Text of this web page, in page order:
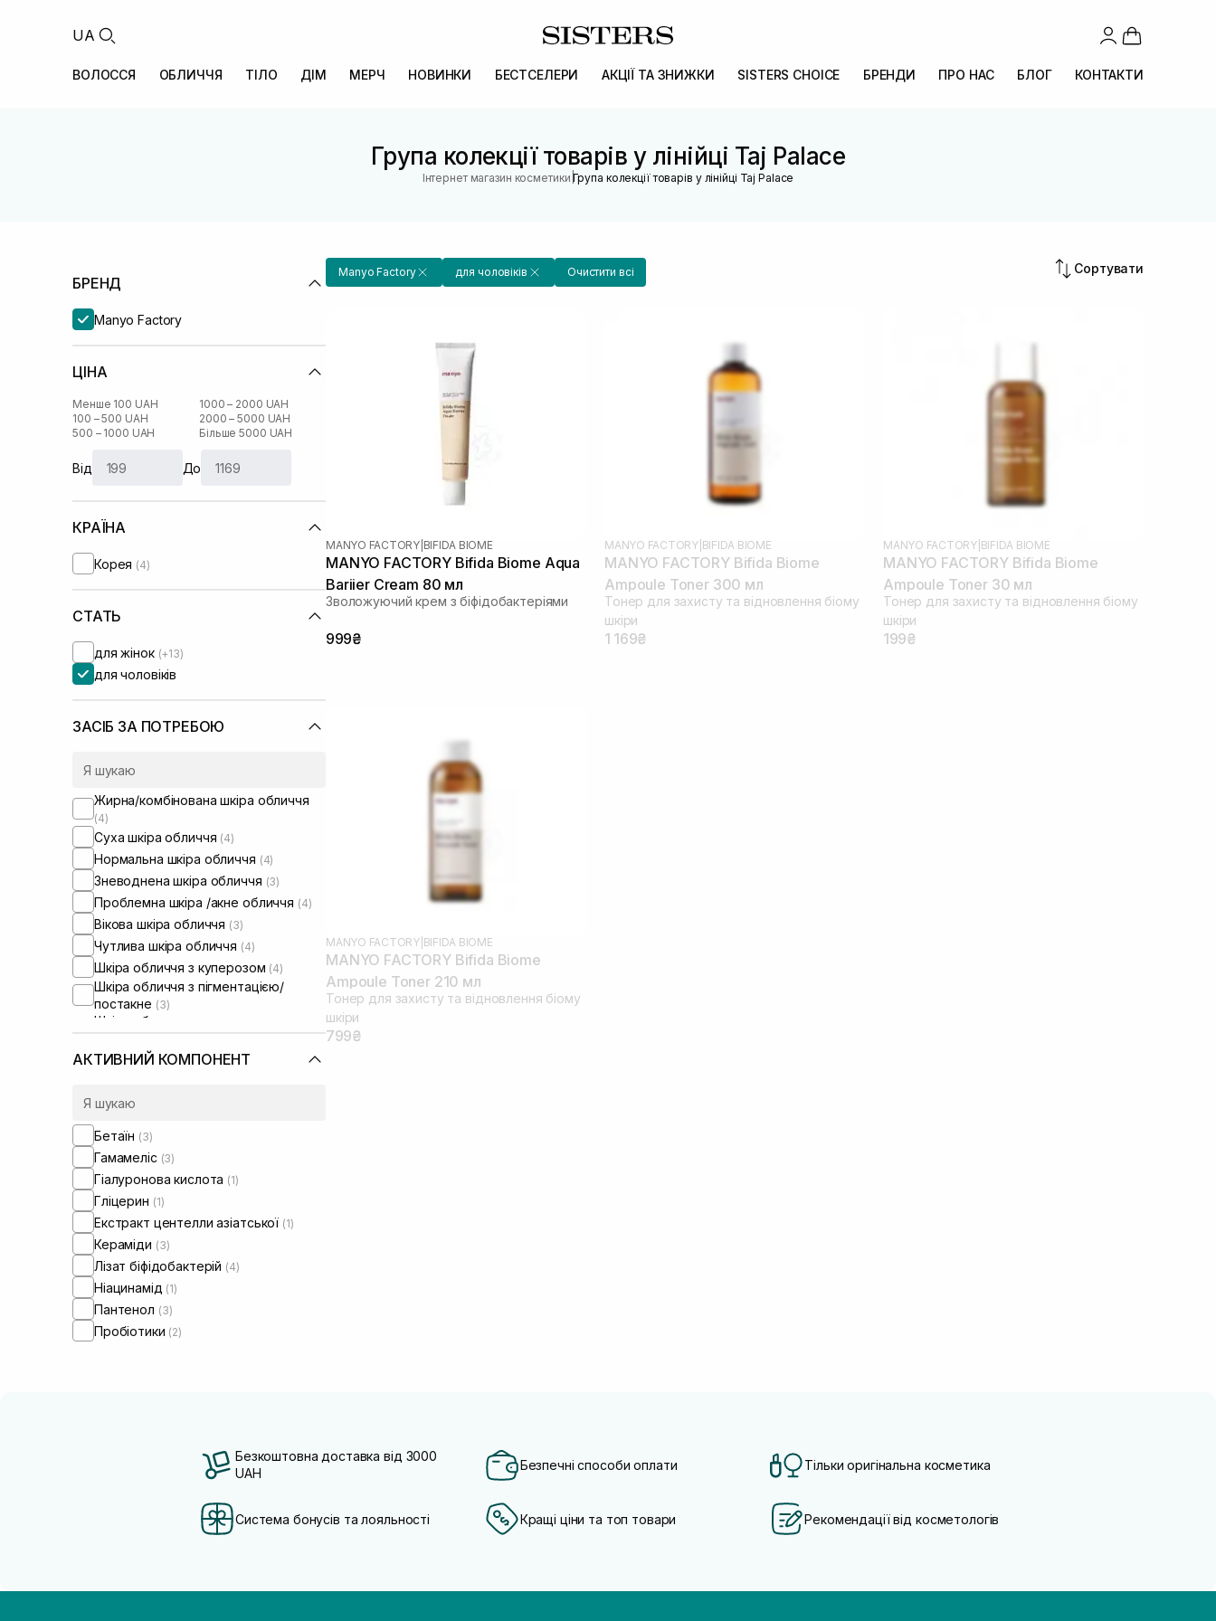
UA
ВОЛОССЯ ОБЛИЧЧЯ ТІЛО ДІМ МЕРЧ НОВИНКИ БЕСТСЕЛЕРИ АКЦІЇ ТА ЗНИЖКИ SISTERS CHOICE БРЕНДИ ПРО НАС БЛОГ КОНТАКТИ
Група колекції товарів у лінійці Taj Palace
Інтернет магазин косметики |Група колекції товарів у лінійці Taj Palace
БРЕНД
Manyo Factory
ЦІНА
Менше 100 UAH
100 – 500 UAH
500 – 1000 UAH
1000 – 2000 UAH
2000 – 5000 UAH
Більше 5000 UAH
Від До
КРАЇНА
Корея (4)
СТАТЬ
для жінок (+13)
для чоловіків
ЗАСІБ ЗА ПОТРЕБОЮ
Жирна/комбінована шкіра обличчя
(4)
Суха шкіра обличчя (4)
Нормальна шкіра обличчя (4)
Зневоднена шкіра обличчя (3)
Проблемна шкіра /акне обличчя (4)
Вікова шкіра обличчя (3)
Чутлива шкіра обличчя (4)
Шкіра обличчя з куперозом (4)
Шкіра обличчя з пігментацією/
постакне (3)
Шкіра обличчя з розширеними
порами
Шкіра обличчя з порушеним
мікробіомом
АКТИВНИЙ КОМПОНЕНТ
Бетаїн (3)
Гамамеліс (3)
Гіалуронова кислота (1)
Гліцерин (1)
Екстракт центелли азіатської (1)
Кераміди (3)
Лізат біфідобактерій (4)
Ніацинамід (1)
Пантенол (3)
Пробіотики (2)
Manyo Factory для чоловіків Очистити всі Сортувати
MANYO FACTORY| BIFIDA BIOME
MANYO FACTORY Bifida Biome Aqua
Bariier Cream 80 мл
Зволожуючий крем з біфідобактеріями
999₴
MANYO FACTORY| BIFIDA BIOME
MANYO FACTORY Bifida Biome
Ampoule Toner 300 мл
Тонер для захисту та відновлення біому
шкіри
1 169₴
MANYO FACTORY| BIFIDA BIOME
MANYO FACTORY Bifida Biome
Ampoule Toner 30 мл
Тонер для захисту та відновлення біому
шкіри
199₴
MANYO FACTORY| BIFIDA BIOME
MANYO FACTORY Bifida Biome
Ampoule Toner 210 мл
Тонер для захисту та відновлення біому
шкіри
799₴
Безкоштовна доставка від 3000
UAH
Безпечні способи оплати Тільки оригінальна косметика
Система бонусів та лояльності Кращі ціни та топ товари Рекомендації від косметологів